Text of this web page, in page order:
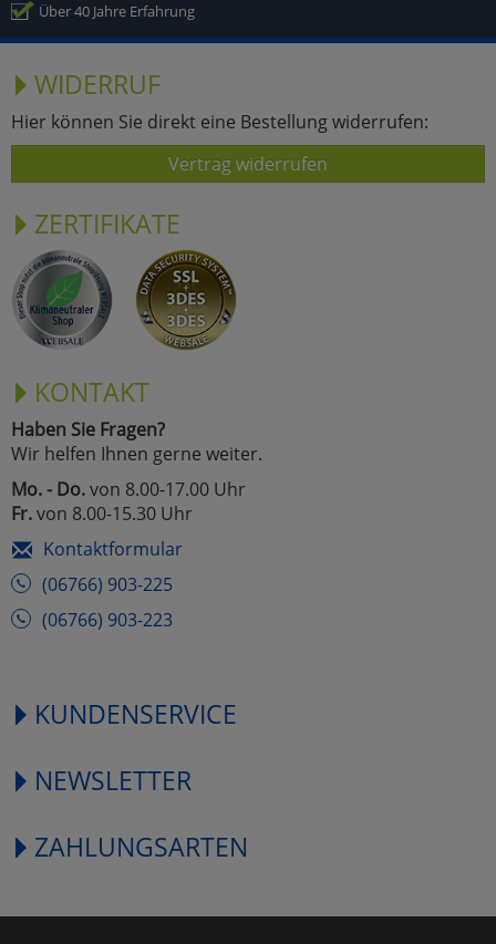
Über 40 Jahre Erfahrung
WIDERRUF
Hier können Sie direkt eine Bestellung widerrufen:
Vertrag widerrufen
ZERTIFIKATE
KONTAKT
Haben Sie Fragen?
Wir helfen Ihnen gerne weiter.
Mo. - Do.von 8.00-17.00 Uhr
Fr.von 8.00-15.30 Uhr
Kontaktformular
(06766) 903-225
(06766) 903-223
KUNDENSERVICE
NEWSLETTER
ZAHLUNGSARTEN